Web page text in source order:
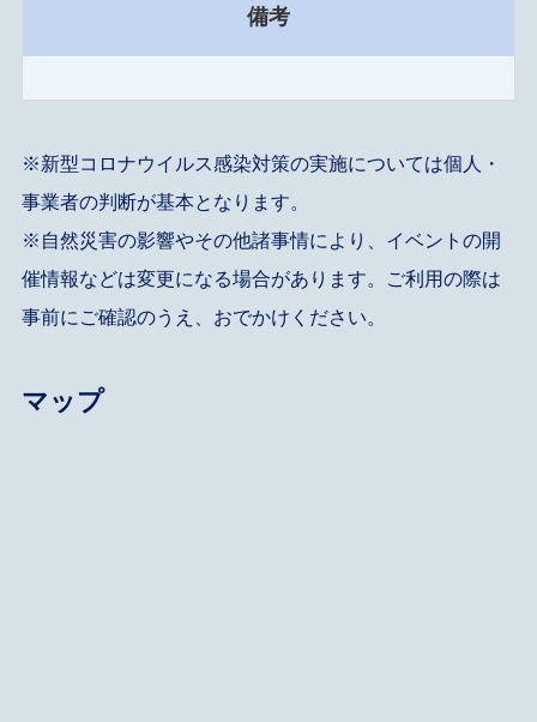
備考
※新型コロナウイルス感染対策の実施については個人・
事業者の判断が基本となります。
※自然災害の影響やその他諸事情により、イベントの開
催情報などは変更になる場合があります。ご利用の際は
事前にご確認のうえ、おでかけください。
マップ